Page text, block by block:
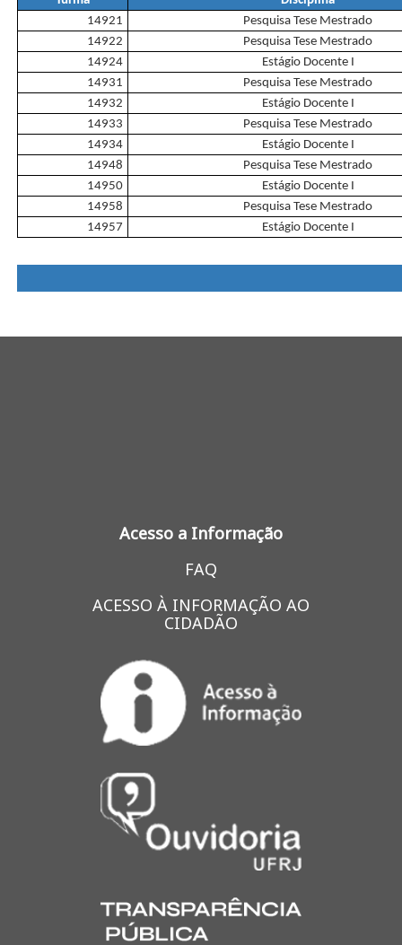
14921
Pesquisa Tese Mestrado
14922
Pesquisa Tese Mestrado
14924
Estágio Docente I
14931
Pesquisa Tese Mestrado
14932
Estágio Docente I
14933
Pesquisa Tese Mestrado
14934
Estágio Docente I
14948
Pesquisa Tese Mestrado
14950
Estágio Docente I
14958
Pesquisa Tese Mestrado
14957
Estágio Docente I
Acesso a Informação
FAQ
ACESSO À INFORMAÇÃO AO
CIDADÃO